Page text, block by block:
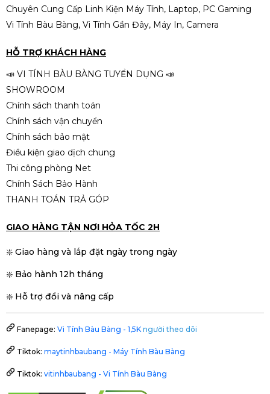
Chuyên Cung Cấp Linh Kiện Máy Tính, Laptop, PC Gaming
Vi Tính Bàu Bàng, Vi Tính Gần Đây, Máy In, Camera
HỖ TRỢ KHÁCH HÀNG
📣 VI TÍNH BÀU BÀNG TUYỂN DỤNG 📣
SHOWROOM
Chính sách thanh toán
Chính sách vận chuyển
Chính sách bảo mật
Điều kiện giao dịch chung
Thi công phòng Net
Chính Sách Bảo Hành
THANH TOÁN TRẢ GÓP
GIAO HÀNG TẬN NƠI HỎA TỐC 2H
❇️ Giao hàng và lắp đặt ngày trong ngày
❇️ Bảo hành 12h tháng
❇️ Hỗ trợ đổi và nâng cấp
Fanepage: Vi Tính Bàu Bàng - 1,5K người theo dõi
Tiktok: maytinhbaubang - Máy Tính Bàu Bàng
Tiktok: vitinhbaubang - Vi Tính Bàu Bàng